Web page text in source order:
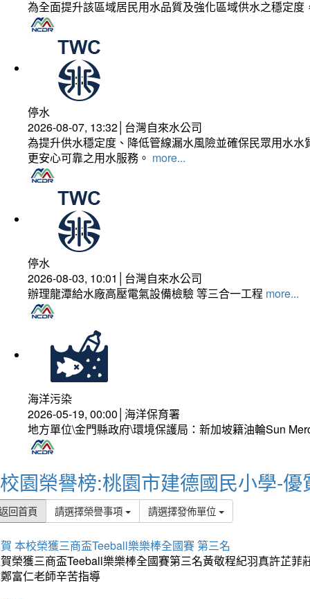
為全面提升該區域居民用水品質及強化區域供水之穩定
停水
2026-08-07, 13:32│台灣自來水公司
為提升供水穩定度、降低管線漏水風險並確保民眾用水
更安心可靠之用水服務。 more...
停水
2026-08-03, 10:01│台灣自來水公司
辦理龍潭給水廠高壓電氣設備檢驗 等三合一工程 more...
海洋污染
2026-05-19, 00:00│海洋保育署
地方單位\金門縣政府\環境保護局：新加坡籍油輪Sun
校園榮譽榜:桃園市建德國民小學-優
回首頁 請選擇榮譽事項 請選擇發佈單位
本校榮獲三商盃Teeball樂樂棒全國賽 第三名
榮獲三商盃Teeball樂樂棒全國賽第三名黃敬程紀羽真許芷
富仁老師辛苦指導